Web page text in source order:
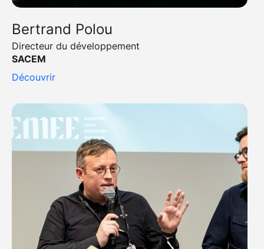
Bertrand Polou
Directeur du développement
SACEM
Découvrir